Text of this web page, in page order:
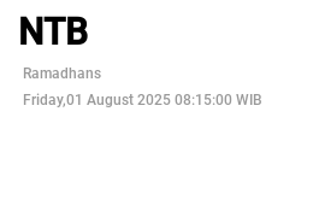
NTB
Ramadhans
Friday,01 August 2025 08:15:00 WIB